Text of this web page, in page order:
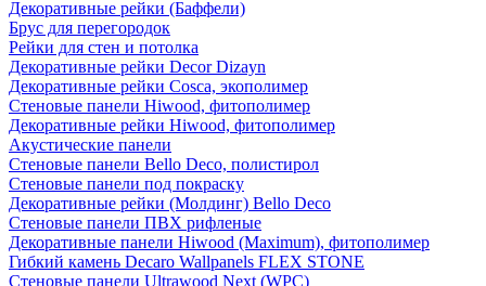
Декоративные рейки (Баффели)
Брус для перегородок
Рейки для стен и потолка
Декоративные рейки Decor Dizayn
Декоративные рейки Cosca, экополимер
Стеновые панели Hiwood, фитополимер
Декоративные рейки Hiwood, фитополимер
Акустические панели
Стеновые панели Bello Deco, полистирол
Стеновые панели под покраску
Декоративные рейки (Молдинг) Bello Deco
Стеновые панели ПВХ рифленые
Декоративные панели Hiwood (Maximum), фитополимер
Гибкий камень Decaro Wallpanels FLEX STONE
Стеновые панели Ultrawood Next (WPC)